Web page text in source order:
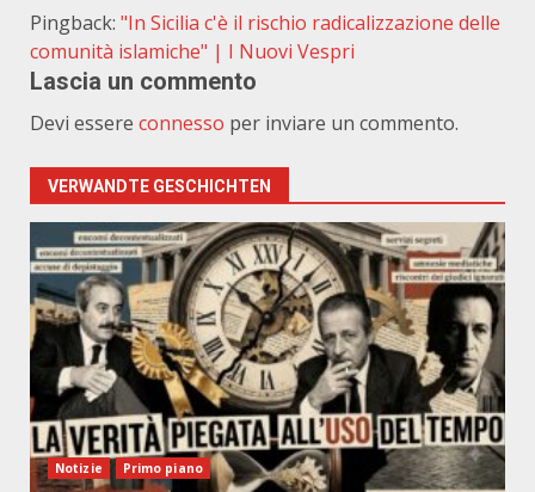
Pingback: "In Sicilia c'è il rischio radicalizzazione delle
comunità islamiche" | I Nuovi Vespri
Lascia un commento
Devi essere connesso per inviare un commento.
VERWANDTE GESCHICHTEN
Notizie Primo piano